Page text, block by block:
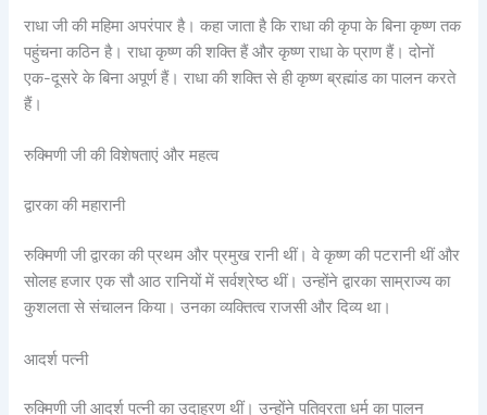
राधा जी की महिमा अपरंपार है। कहा जाता है कि राधा की कृपा के बिना कृष्ण तक
पहुंचना कठिन है। राधा कृष्ण की शक्ति हैं और कृष्ण राधा के प्राण हैं। दोनों
एक-दूसरे के बिना अपूर्ण हैं। राधा की शक्ति से ही कृष्ण ब्रह्मांड का पालन करते
हैं।
रुक्मिणी जी की विशेषताएं और महत्व
द्वारका की महारानी
रुक्मिणी जी द्वारका की प्रथम और प्रमुख रानी थीं। वे कृष्ण की पटरानी थीं और
सोलह हजार एक सौ आठ रानियों में सर्वश्रेष्ठ थीं। उन्होंने द्वारका साम्राज्य का
कुशलता से संचालन किया। उनका व्यक्तित्व राजसी और दिव्य था।
आदर्श पत्नी
रुक्मिणी जी आदर्श पत्नी का उदाहरण थीं। उन्होंने पतिव्रता धर्म का पालन